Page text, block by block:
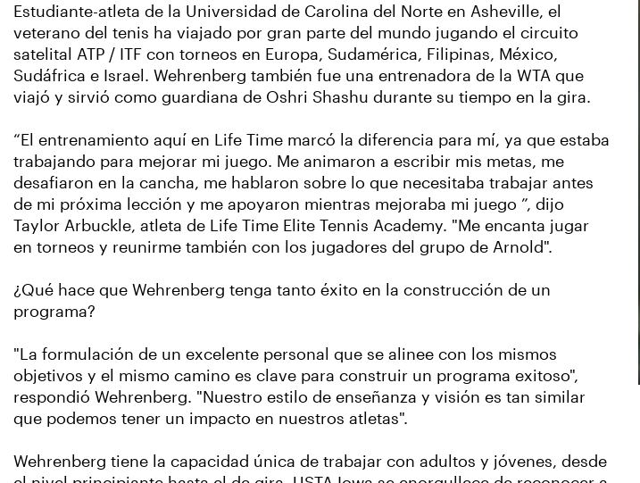
Estudiante-atleta de la Universidad de Carolina del Norte en Asheville, el
veterano del tenis ha viajado por gran parte del mundo jugando el circuito
satelital ATP / ITF con torneos en Europa, Sudamérica, Filipinas, México,
Sudáfrica e Israel. Wehrenberg también fue una entrenadora de la WTA que
viajó y sirvió como guardiana de Oshri Shashu durante su tiempo en la gira.
“El entrenamiento aquí en Life Time marcó la diferencia para mí, ya que estaba
trabajando para mejorar mi juego. Me animaron a escribir mis metas, me
desafiaron en la cancha, me hablaron sobre lo que necesitaba trabajar antes
de mi próxima lección y me apoyaron mientras mejoraba mi juego ”, dijo
Taylor Arbuckle, atleta de Life Time Elite Tennis Academy. "Me encanta jugar
en torneos y reunirme también con los jugadores del grupo de Arnold".
¿Qué hace que Wehrenberg tenga tanto éxito en la construcción de un
programa?
"La formulación de un excelente personal que se alinee con los mismos
objetivos y el mismo camino es clave para construir un programa exitoso",
respondió Wehrenberg. "Nuestro estilo de enseñanza y visión es tan similar
que podemos tener un impacto en nuestros atletas".
Wehrenberg tiene la capacidad única de trabajar con adultos y jóvenes, desde